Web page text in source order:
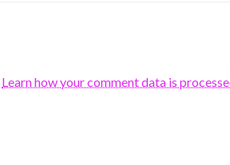
Learn how your comment data is